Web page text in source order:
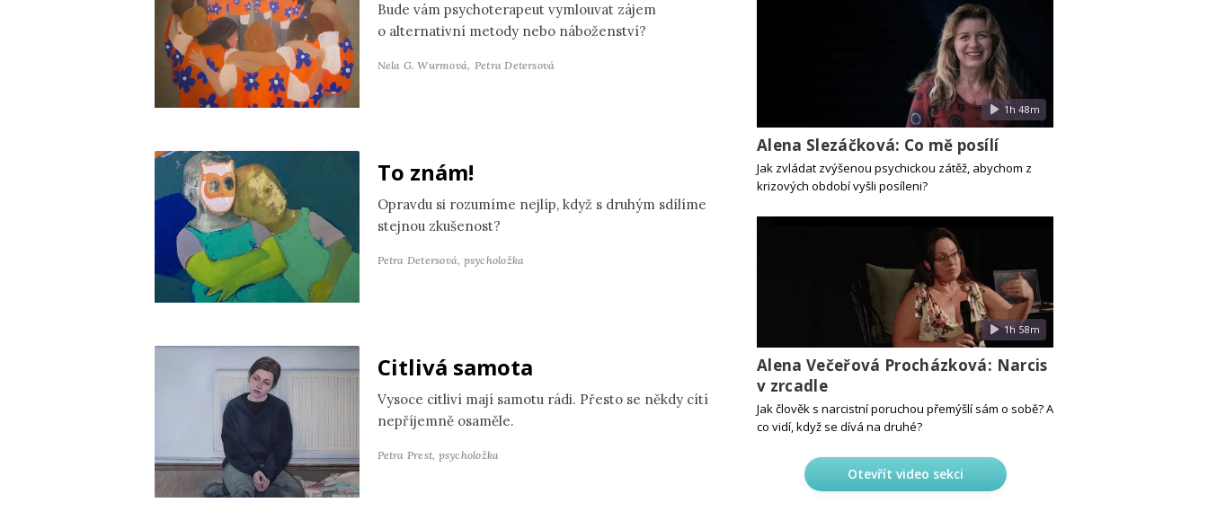
Bude vám psychoterapeut vymlouvat zájem
o alternativní metody nebo náboženství?
Nela G. Wurmová, Petra Detersová
To znám!
Opravdu si rozumíme nejlíp, když s druhým sdílíme
stejnou zkušenost?
Petra Detersová, psycholožka
Citlivá samota
Vysoce citliví mají samotu rádi. Přesto se někdy cítí
nepříjemně osaměle.
Petra Prest, psycholožka
1h 48m
Alena Slezáčková: Co mě posílí
Jak zvládat zvýšenou psychickou zátěž, abychom z
krizových období vyšli posíleni?
1h 58m
Alena Večeřová Procházková: Narcis
v zrcadle
Jak člověk s narcistní poruchou přemýšlí sám o sobě? A
co vidí, když se dívá na druhé?
Otevřít video sekci